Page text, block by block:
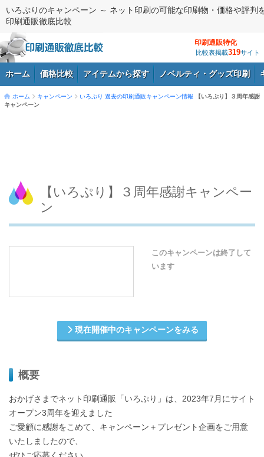
いろぷりのキャンペーン ～ ネット印刷の可能な印刷物・価格や評判
印刷通販徹底比較
印刷通販特化
比較表掲載319サイト
ホーム 価格比較 アイテムから探す ノベルティ・グッズ印刷
ホーム キャンペーン いろぷり 過去の印刷通販キャンペーン情報
【いろぷり】３周年感謝
キャンペーン
【いろぷり】３周年感謝キャンペー
ン
このキャンペーンは終了して
います
現在開催中のキャンペーンをみる
概要
おかげさまでネット印刷通販「いろぷり」は、2023年7月にサイト
オープン3周年を迎えました
ご愛顧に感謝をこめて、キャンペーン＋プレゼント企画をご用意
いたしましたので、